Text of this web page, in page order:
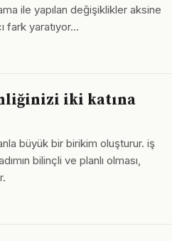
ile yapılan değişiklikler aksine
fark yaratıyor…
iki katına
büyük bir birikim oluşturur. iş
bilinçli ve planlı olması,